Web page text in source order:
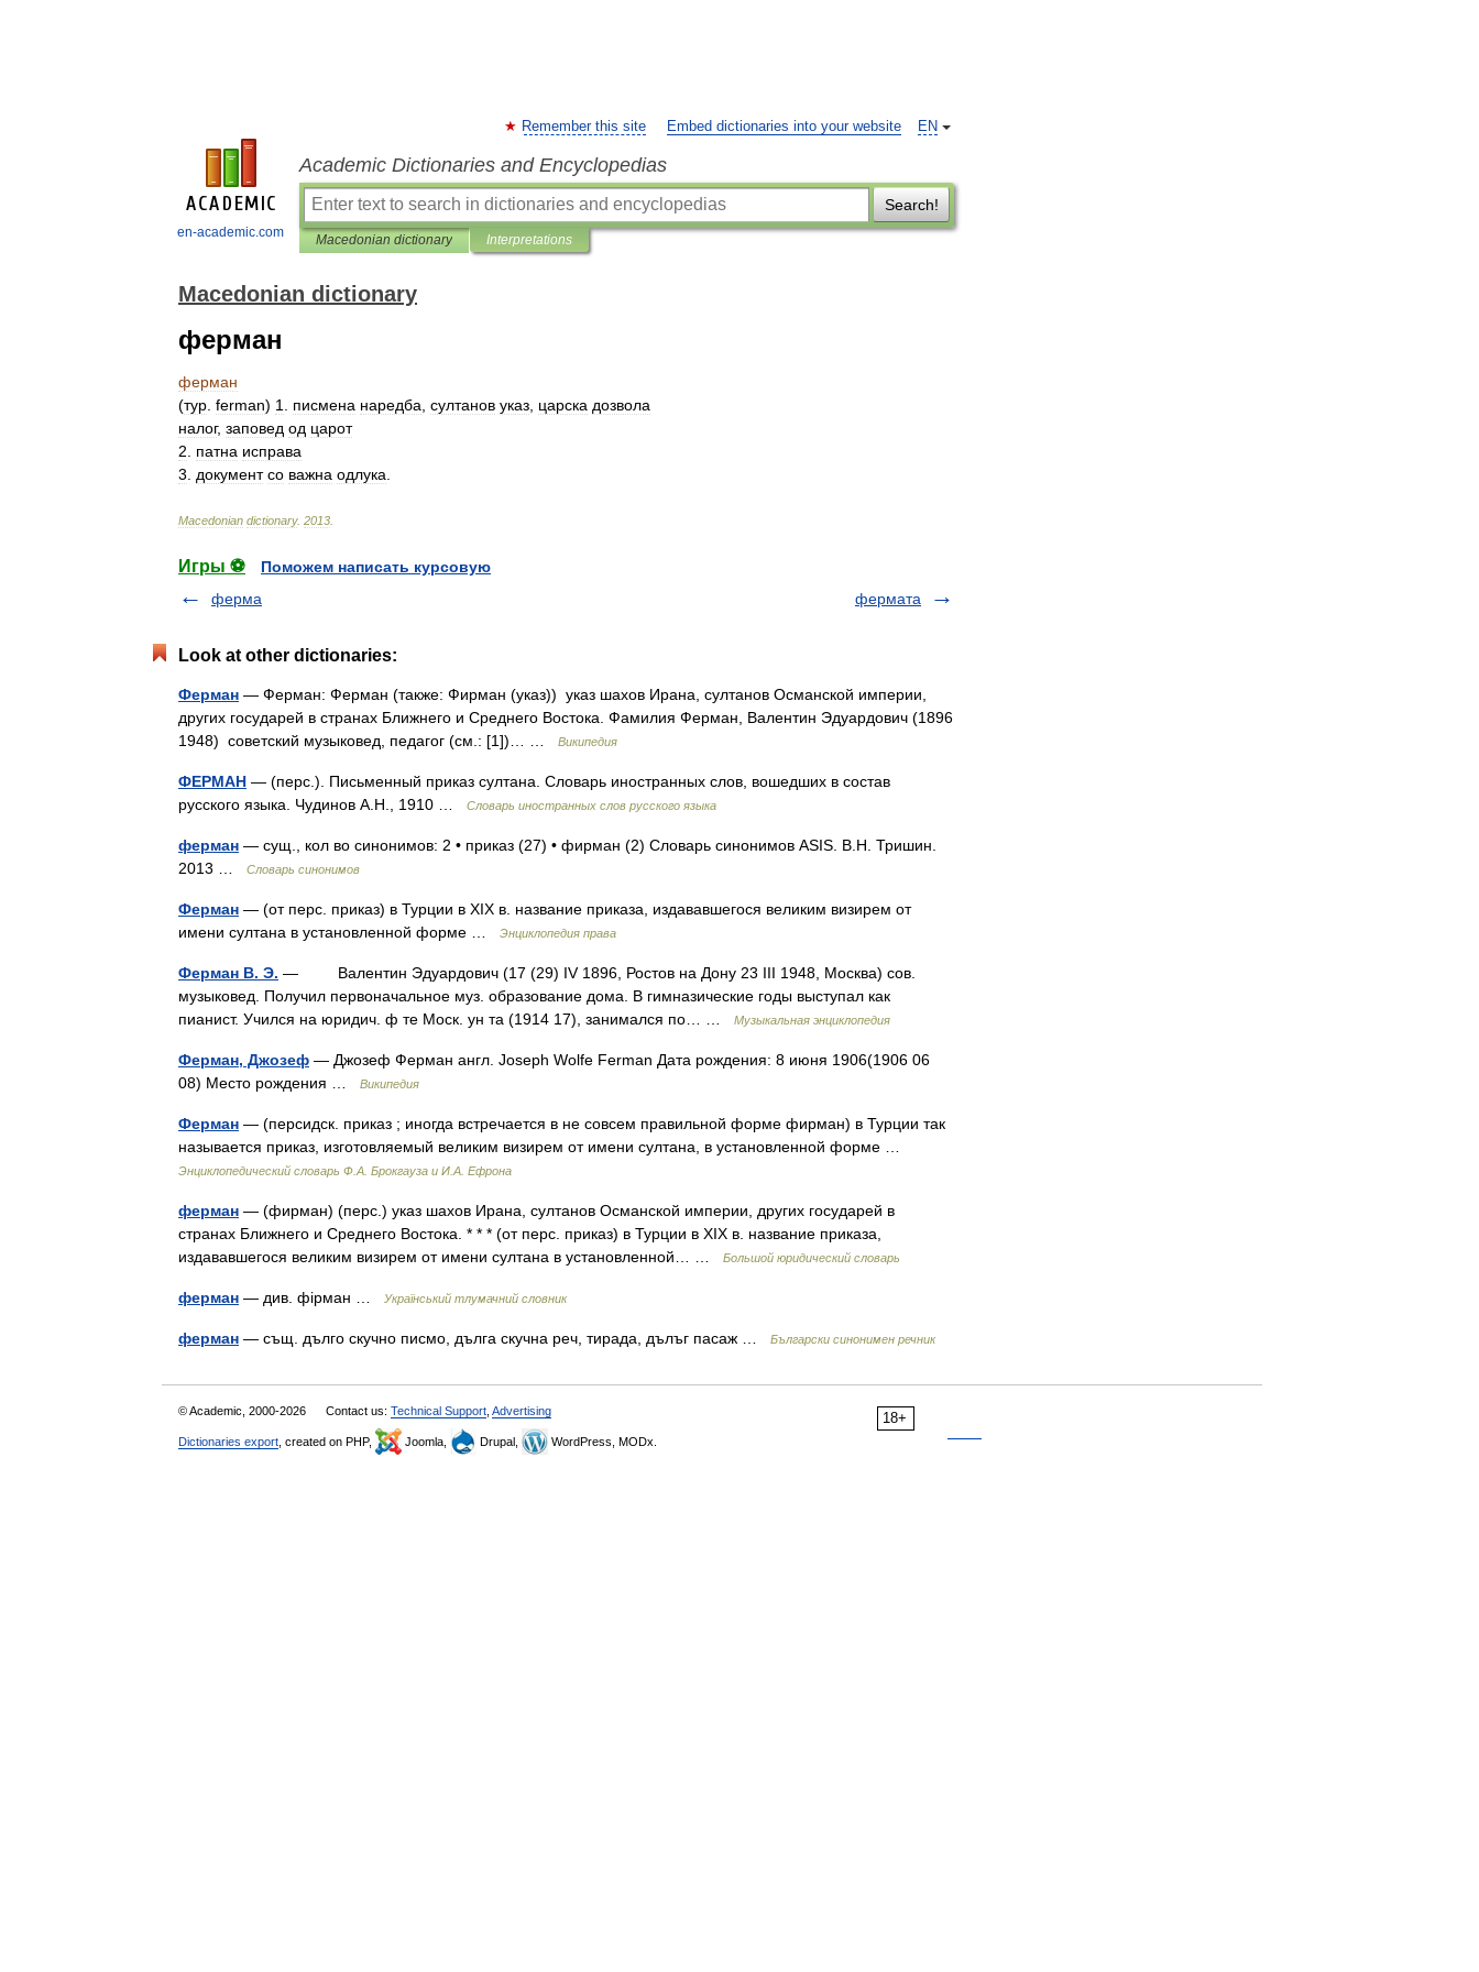
en-academic.com
EN
Remember this site Embed dictionaries into your website
Academic Dictionaries and Encyclopedias
Search!
Macedonian dictionary Interpretations
Macedonian dictionary
ферман
ферман
(тур ferman) 1 писмена наредба султанов указ царска дозвола
налог, заповед од царот
2
патна исправа
3
документ со важна одлука
Macedonian dictionary. 2013
Игры ⚽
Поможем написать курсовую
ферма
фермата
Look at other dictionaries:
Ферман — Ферман: Ферман (также: Фирман (указ)) указ шахов Ирана, султанов Османской империи,
других государей в странах Ближнего и Среднего Востока. Фамилия Ферман, Валентин Эдуардович (1896
1948) советский музыковед, педагог (см.: [1])… …
Википедия
ФЕРМАН — (перс.). Письменный приказ султана. Словарь иностранных слов, вошедших в состав
русского языка. Чудинов А.Н., 1910 …
Словарь иностранных слов русского языка
ферман — сущ., кол во синонимов: 2 • приказ (27) • фирман (2) Словарь синонимов ASIS. В.Н. Тришин.
2013 …
Словарь синонимов
Ферман — (от перс. приказ) в Турции в XIX в. название приказа, издававшегося великим визирем от
имени султана в установленной форме …
Энциклопедия права
Ферман В. Э. — Валентин Эдуардович (17 (29) IV 1896, Ростов на Дону 23 III 1948, Москва) сов.
музыковед. Получил первоначальное муз. образование дома. В гимназические годы выступал как
пианист. Учился на юридич. ф те Моск. ун та (1914 17), занимался по… …
Музыкальная энциклопедия
Ферман, Джозеф — Джозеф Ферман англ. Joseph Wolfe Ferman Дата рождения: 8 июня 1906(1906 06
08) Место рождения …
Википедия
Ферман — (персидск. приказ ; иногда встречается в не совсем правильной форме фирман) в Турции так
называется приказ, изготовляемый великим визирем от имени султана, в установленной форме …
Энциклопедический словарь Ф.А. Брокгауза и И.А. Ефрона
ферман — (фирман) (перс.) указ шахов Ирана, султанов Османской империи, других государей в
странах Ближнего и Среднего Востока. * * * (от перс. приказ) в Турции в XIX в. название приказа,
издававшегося великим визирем от имени султана в установленной… …
Большой юридический словарь
ферман — див. фірман … Український тлумачний словник
ферман — същ. дълго скучно писмо, дълга скучна реч, тирада, дълъг пасаж … Български синонимен речник
18+
© Academic, 2000-2026 Contact us: Technical Support Advertising
Dictionaries export , created on PHP, Joomla, Drupal, WordPress, MODx.